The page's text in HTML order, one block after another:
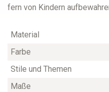
fern von Kindern
Material
Farbe
Stile und Themen
Maße